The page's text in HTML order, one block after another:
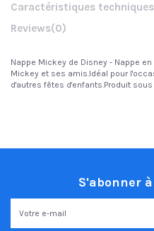
Caractéristiques techniques
Reviews(0)
Nappe Mickey de Disney - Nappe
Mickey et ses amis.Idéal pour
d'autres fêtes d'enfants.Produit
S'abonner